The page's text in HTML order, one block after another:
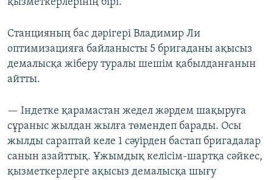
қызметкерлерінің бірі.
Станцияның бас дәрігері Владимир Ли
оптимизацияға байланысты 5 бригаданы ақысыз
демалысқа жіберу туралы шешім қабылданғанын
айтты.
— Індетке қарамастан жедел жәрдем шақыруға
сұраныс жылдан жылға төмендеп барады. Осы
жылды сараптай келе 1 сәуірден бастап бригадалар
санын азайттық. Ұжымдық келісім-шартқа сәйкес,
қызметкерлерге ақысыз демалысқа шығу